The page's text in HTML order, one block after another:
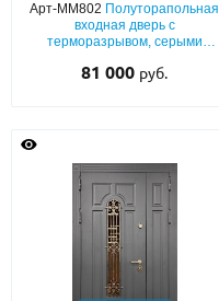
Арт-ММ802 Полуторапольная
входная дверь с
терморазрывом, серыми
решеткой и полукруглым
81 000 руб.